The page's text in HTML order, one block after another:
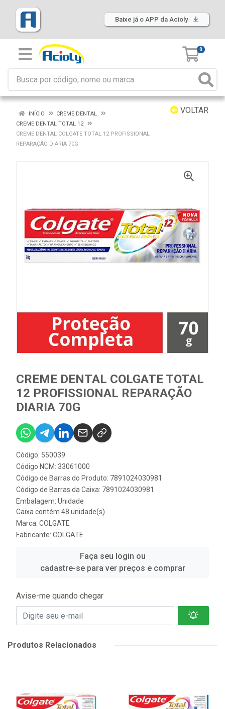
Baixe já o APP da Acioly
0
VOLTAR
INÍCIO
CREME DENTAL
CREME DENTAL TOTAL 12
CREME DENTAL COLGATE TOTAL 12 PROFISSIONAL
REPARAÇÃO DIARIA 70G
CREME DENTAL COLGATE TOTAL
12 PROFISSIONAL REPARAÇÃO
DIARIA 70G
Código: 550039
Código NCM: 33061000
Código de Barras do Produto: 7891024030981
Código de Barras da Caixa: 7891024030981
Embalagem: Unidade
Caixa contém 48 unidade(s)
Marca: COLGATE
Fabricante: COLGATE
Faça seu login ou
cadastre-se para ver preços e comprar
Avise-me quando chegar
Produtos Relacionados